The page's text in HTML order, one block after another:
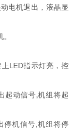
电机退出，液晶显
LED指示灯亮，控
起动信号,机组将起
机信号,机组将停